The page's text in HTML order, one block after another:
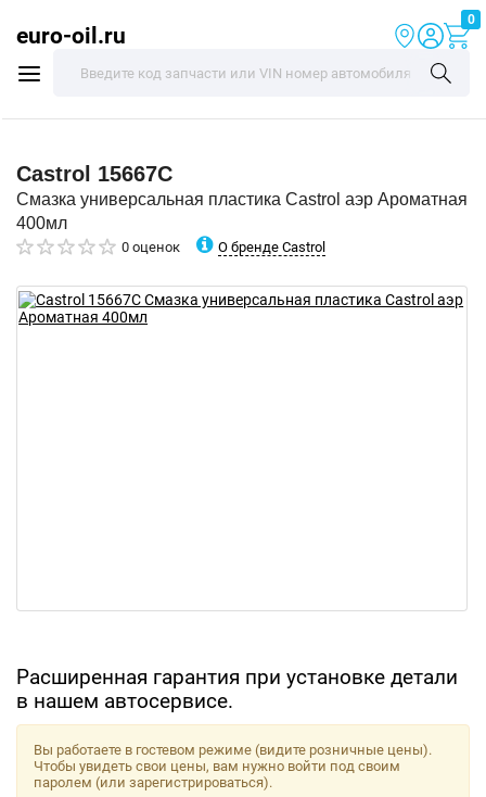
euro-oil.ru
0
Castrol 15667C
Смазка универсальная пластика Castrol аэр Ароматная
400мл
0 оценок О бренде Castrol
Расширенная гарантия при установке детали
в нашем автосервисе.
Вы работаете в гостевом режиме (видите розничные цены).
Чтобы увидеть свои цены, вам нужно войти под своим
паролем (или зарегистрироваться).